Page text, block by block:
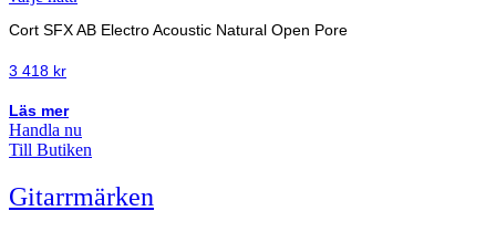
Cort SFX AB Electro Acoustic Natural Open Pore
3 418 kr
Läs mer
Handla nu
Till Butiken
Gitarrmärken